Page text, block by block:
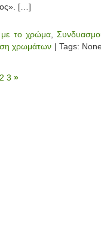
[…]
το χρώμα,
χρωμάτων | Tags:
2 3 »